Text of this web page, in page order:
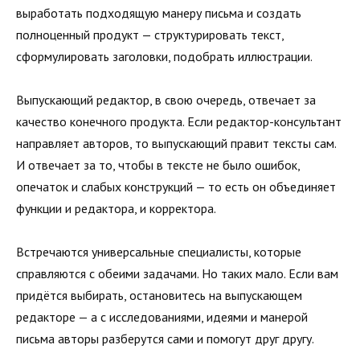
выработать подходящую манеру письма и создать
полноценный продукт — структурировать текст,
сформулировать заголовки, подобрать иллюстрации.
Выпускающий редактор, в свою очередь, отвечает за
качество конечного продукта. Если редактор-консультант
направляет авторов, то выпускающий правит тексты сам.
И отвечает за то, чтобы в тексте не было ошибок,
опечаток и слабых конструкций — то есть он объединяет
функции и редактора, и корректора.
Встречаются универсальные специалисты, которые
справляются с обеими задачами. Но таких мало. Если вам
придётся выбирать, остановитесь на выпускающем
редакторе — а с исследованиями, идеями и манерой
письма авторы разберутся сами и помогут друг другу.